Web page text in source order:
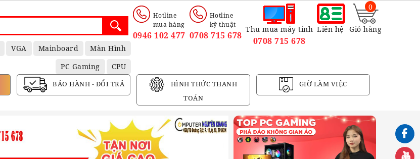
VGA Mainboard
Màn Hình
PC Gaming
CPU
Hotline
mua hàng
0946 102 477
Hotline
kỹ thuật
0708 715 678
Thu mua máy tính
0708 715 678
Liên hệ Giỏ hàng
0
BẢO HÀNH - ĐỔI TRẢ
HÌNH THỨC THANH
TOÁN
GIỜ LÀM VIỆC